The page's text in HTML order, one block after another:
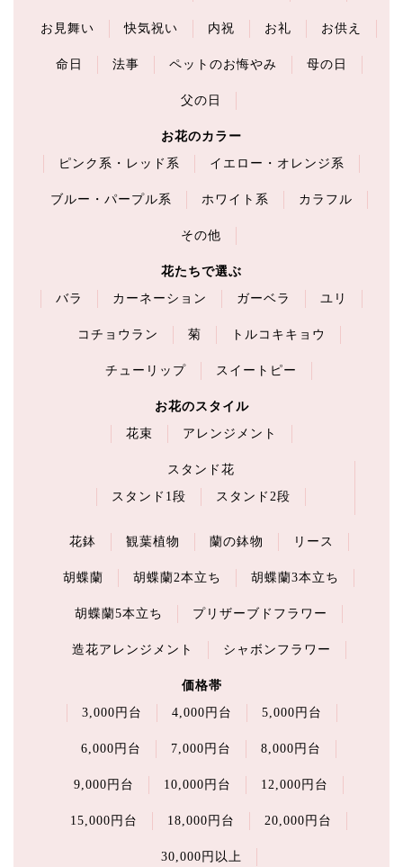
お見舞い 快気祝い 内祝 お礼 お供え
命日 法事 ペットのお悔やみ 母の日
父の日
お花のカラー
ピンク系・レッド系
イエロー・オレンジ系
ブルー・パープル系 ホワイト系 カラフル
その他
花たちで選ぶ
バラ
カーネーション ガーベラ ユリ
コチョウラン 菊 トルコキキョウ
チューリップ スイートピー
お花のスタイル
花束
アレンジメント
スタンド花
スタンド1段
スタンド2段
花鉢 観葉植物 蘭の鉢物 リース
胡蝶蘭 胡蝶蘭2本立ち 胡蝶蘭3本立ち
胡蝶蘭5本立ち プリザーブドフラワー
造花アレンジメント シャボンフラワー
価格帯
3,000円台
4,000円台 5,000円台
6,000円台 7,000円台 8,000円台
9,000円台 10,000円台 12,000円台
15,000円台 18,000円台 20,000円台
30,000円以上